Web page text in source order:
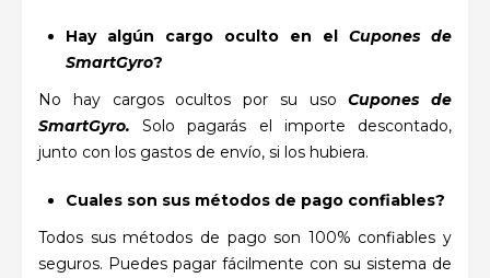
Hay algún cargo oculto en el Cupones de
SmartGyro?
No hay cargos ocultos por su usoCupones de
SmartGyro.Solo pagarás el importe descontado,
junto con los gastos de envío, si los hubiera.
Cuales son sus métodos de pago confiables?
Todos sus métodos de pago son 100% confiables y
seguros. Puedes pagar fácilmente con su sistema de